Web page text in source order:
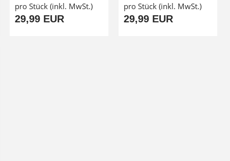
pro Stück (inkl. MwSt.)
29,99 EUR
pro Stück (inkl. MwSt.)
29,99 EUR